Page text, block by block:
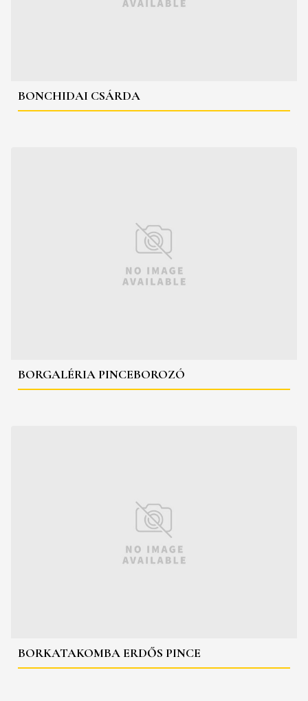
BONCHIDAI CSÁRDA
BORGALÉRIA PINCEBOROZÓ
BORKATAKOMBA ERDŐS PINCE